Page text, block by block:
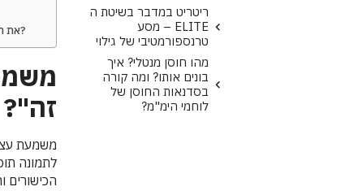
ריטריט במדבר בשיטת ה
ELITE – מסע
טרנספורמטיבי של גילוי
מהו חוסן מנטלי? איך
בונים אותו? ומה קורה
בסדנאות החוסן של
לוחמי הימ"מ?
כיצד מעצימה תכנית ה ELITE את המשמעת העצמית?
זה"?
משמעת
הכישורים